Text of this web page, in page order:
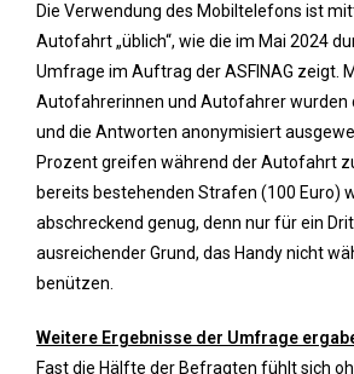
Die Verwendung des Mobiltelefons ist
Autofahrt „üblich“, wie die im Mai 2024
Umfrage im Auftrag der ASFINAG zeigt.
Autofahrerinnen und Autofahrer
und die Antworten anonymisiert
Prozent greifen während der Autofahrt
bereits bestehenden Strafen (100 Euro)
abschreckend genug, denn nur für ein
ausreichender Grund, das Handy nicht
benützen.
Weitere Ergebnisse der Umfrage
Fast die Hälfte der Befragten fühlt sich